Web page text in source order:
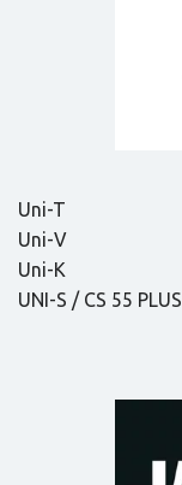
Uni-T
Uni-V
Uni-K
UNI-S / CS 55 PLUS